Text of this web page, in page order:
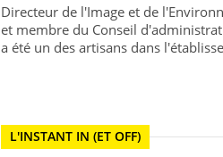
Directeur de l'Image et de
et membre du Conseil
a été un des artisans dans
L'INSTANT IN (ET OFF)